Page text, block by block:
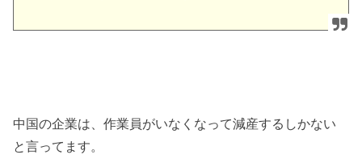
中国の企業は、作業員がいなくなって減産するしかない
と言ってます。